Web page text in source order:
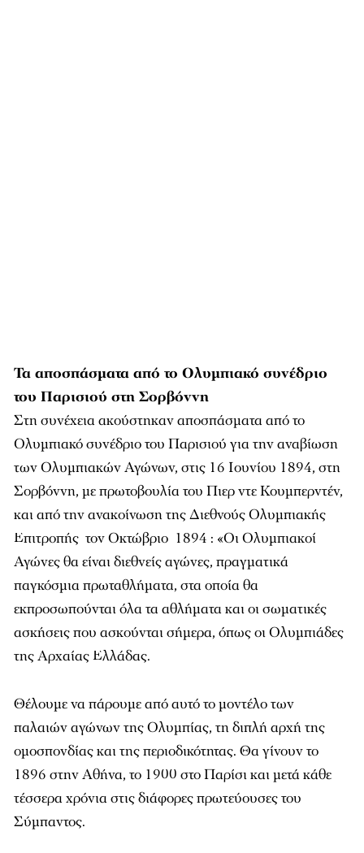
Τα αποσπάσματα από το Ολυμπιακό συνέδριο
του Παρισιού στη Σορβόννη
Στη συνέχεια ακούστηκαν αποσπάσματα από το
Ολυμπιακό συνέδριο του Παρισιού για την αναβίωση
των Ολυμπιακών Αγώνων, στις 16 Ιουνίου 1894, στη
Σορβόννη, με πρωτοβουλία του Πιερ ντε Κουμπερντέν,
και από την ανακοίνωση της Διεθνούς Ολυμπιακής
Επιτροπής τον Οκτώβριο 1894 : «Οι Ολυμπιακοί
Αγώνες θα είναι διεθνείς αγώνες, πραγματικά
παγκόσμια πρωταθλήματα, στα οποία θα
εκπροσωπούνται όλα τα αθλήματα και οι σωματικές
ασκήσεις που ασκούνται σήμερα, όπως οι Ολυμπιάδες
της Αρχαίας Ελλάδας.
Θέλουμε να πάρουμε από αυτό το μοντέλο των
παλαιών αγώνων της Ολυμπίας, τη διπλή αρχή της
ομοσπονδίας και της περιοδικότητας. Θα γίνουν το
1896 στην Αθήνα, το 1900 στο Παρίσι και μετά κάθε
τέσσερα χρόνια στις διάφορες πρωτεύουσες του
Σύμπαντος.